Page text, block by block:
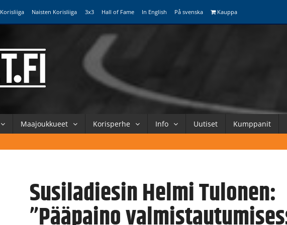
Korisliiga Naisten Korisliiga 3x3 Hall of Fame In English På svenska Kauppa
Maajoukkueet Korisperhe Info Uutiset Kumppanit
Susiladiesin Helmi Tulonen: